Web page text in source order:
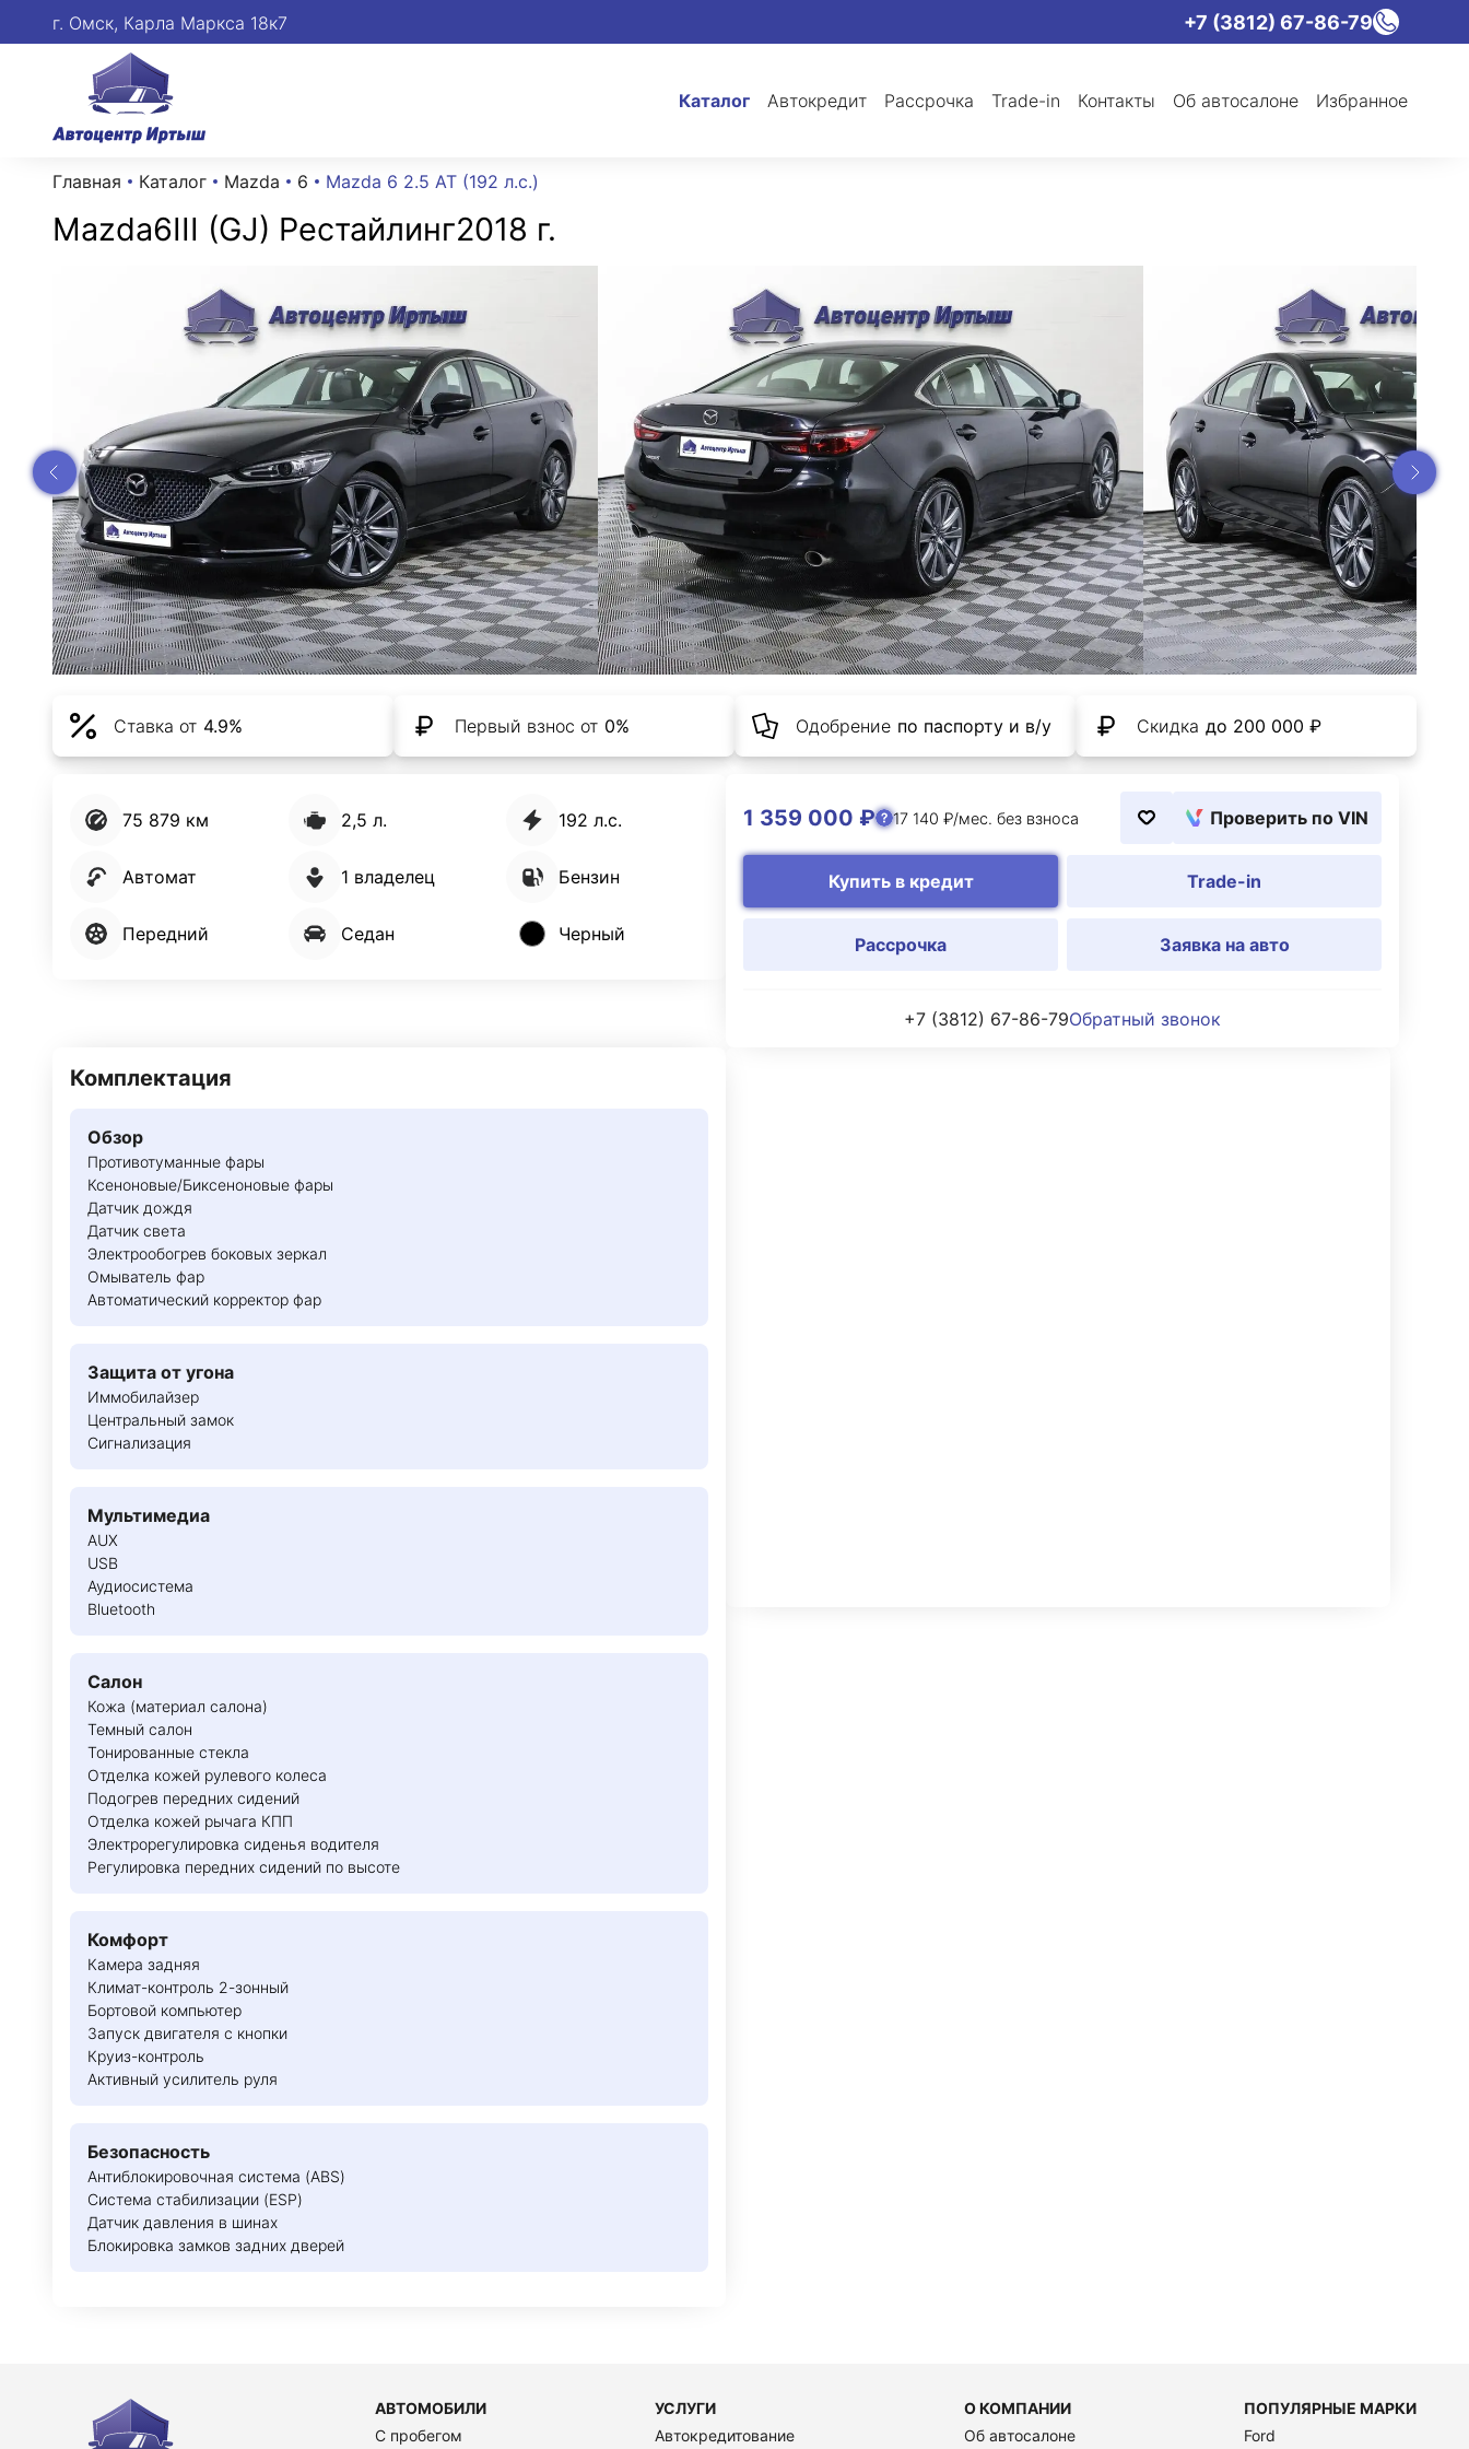
г. Омск, Карла Маркса 18к7 +7 (3812) 67-86-79
Каталог Автокредит Рассрочка Trade-in Контакты Об автосалоне Избранное
Главная Каталог Mazda 6 Mazda 6 2.5 AT (192 л.с.)
Mazda6III (GJ) Рестайлинг2018 г.
Ставка от 4.9% Первый взнос от 0% Одобрение по паспорту и в/у Скидка до 200 000 ₽
75 879 км 2,5 л. 192 л.с.
Автомат 1 владелец Бензин
Передний Седан Черный
1 359 000 ₽ 17 140 ₽/мес. без взноса Проверить по VIN
Купить в кредит Trade-in
Рассрочка Заявка на авто
+7 (3812) 67-86-79Обратный звонок
Комплектация
Обзор
Противотуманные фары
Ксеноновые/Биксеноновые фары
Датчик дождя
Датчик света
Электрообогрев боковых зеркал
Омыватель фар
Автоматический корректор фар
Защита от угона
Иммобилайзер
Центральный замок
Сигнализация
Мультимедиа
AUX
USB
Аудиосистема
Bluetooth
Салон
Кожа (материал салона)
Темный салон
Тонированные стекла
Отделка кожей рулевого колеса
Подогрев передних сидений
Отделка кожей рычага КПП
Электрорегулировка сиденья водителя
Регулировка передних сидений по высоте
Комфорт
Камера задняя
Климат-контроль 2-зонный
Бортовой компьютер
Запуск двигателя с кнопки
Круиз-контроль
Активный усилитель руля
Безопасность
Антиблокировочная система (ABS)
Система стабилизации (ESP)
Датчик давления в шинах
Блокировка замков задних дверей
АВТОМОБИЛИ
C пробегом
УСЛУГИ
Автокредитование
О КОМПАНИИ
Об автосалоне
ПОПУЛЯРНЫЕ МАРКИ
Ford